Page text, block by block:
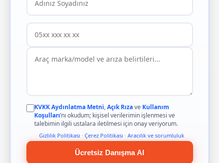
KVKK Aydınlatma Metni,Açık Rızave Kullanım
Koşulları’nı okudum; kişisel verilerimin işlenmesi ve
talebimin ilgili ustalara iletilmesi için onay veriyorum.
Gizlilik Politikası · Çerez Politikası · Aracılık ve sorumluluk
Ücretsiz Danışma Al